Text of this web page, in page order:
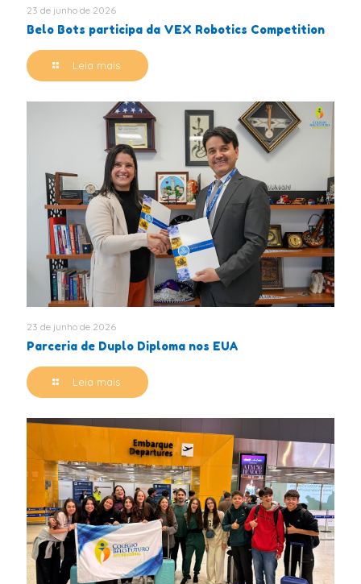
23 de junho de 2026
Belo Bots participa da VEX Robotics Competition
Leia mais
23 de junho de 2026
Parceria de Duplo Diploma nos EUA
Leia mais